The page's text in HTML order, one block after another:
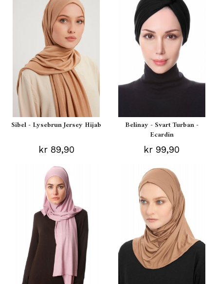
Sibel - Lysebrun Jersey Hijab
kr 89,90
Belinay - Svart Turban -
Ecardin
kr 99,90